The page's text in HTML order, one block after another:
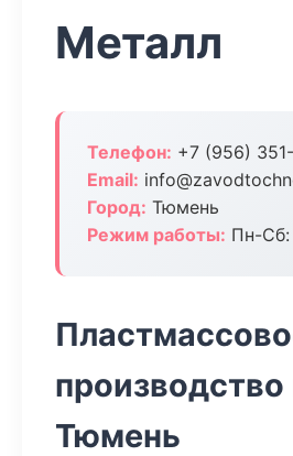
Металл
Телефон: +7 (956)
Email:
Город: Тюмень
Режим работы: Пн-Сб:
производство
Тюмень